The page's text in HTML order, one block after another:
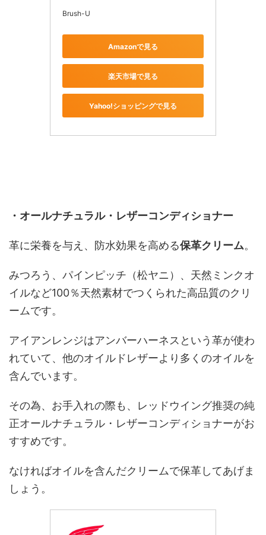
Brush-U
Amazonで見る
楽天市場で見る
Yahoo!ショッピングで見る
・オールナチュラル・レザーコンディショナー
革に栄養を与え、防水効果を高める保革クリーム。
みつろう、パインピッチ（松ヤニ）、天然ミンクオ
イルなど100％天然素材でつくられた高品質のクリ
ームです。
アイアンレンジはアンバーハーネスという革が使わ
れていて、他のオイルドレザーより多くのオイルを
含んでいます。
その為、お手入れの際も、レッドウイング推奨の純
正オールナチュラル・レザーコンディショナーがお
すすめです。
なければオイルを含んだクリームで保革してあげま
しょう。